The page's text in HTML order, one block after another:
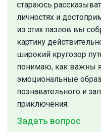
стараюсь
личностях и
из этих пазлов вы
картину
широкий кругозор
понимаю, как важны
эмоциональные
познавательного и
приключения.
Задать вопрос